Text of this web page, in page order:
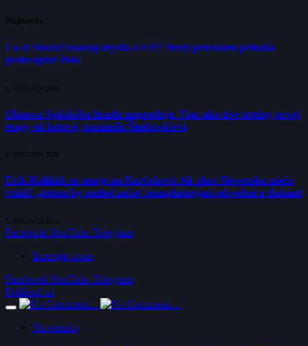
Najnovšie
Čo si Slováci naozaj myslia o EÚ? Nový prieskum prináša
prekvapivé čísla
8. AUGUSTA 2026
Obnova Spišského hradu napreduje. Viac ako dve tretiny prvej
etapy sú hotové, oznámila Šimkovičová
8. AUGUSTA 2026
Erik Kaliňák sa smeje na Korčokovi: Ak chce Slovensku niečo
vrátiť, potom by mohol začať nezaplatenými odvodmi a daňami
7. AUGUSTA 2026
FacebookYouTube Telegram
Inzerujte u nás
FacebookYouTube Telegram
Prihlásiť sa
Slovensko